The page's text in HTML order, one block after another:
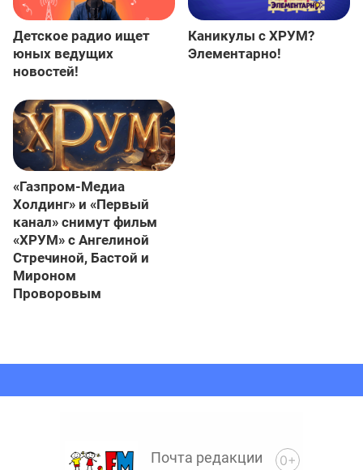
Детское радио ищет
юных ведущих
новостей!
Каникулы с ХРУМ?
Элементарно!
«Газпром-Медиа
Холдинг» и «Первый
канал» снимут фильм
«ХРУМ» с Ангелиной
Стречиной, Бастой и
Мироном
Проворовым
Почта редакции 0+